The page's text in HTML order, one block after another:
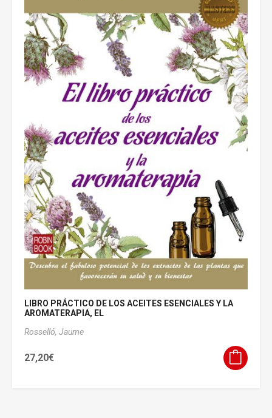
LIBRO PRÁCTICO DE LOS ACEITES ESENCIALES Y LA
AROMATERAPIA, EL
Rosselló, Jaume
27,20€